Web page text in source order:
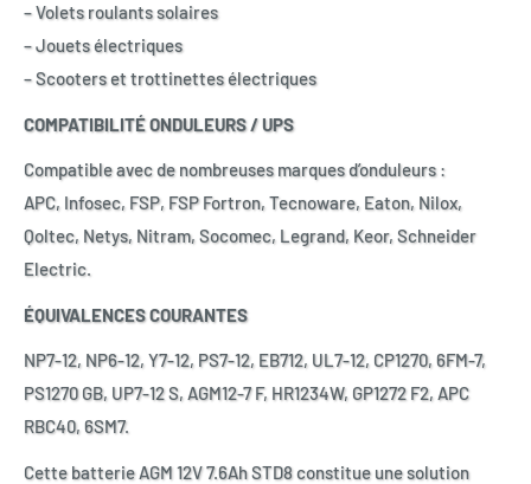
– Volets roulants solaires
– Jouets électriques
– Scooters et trottinettes électriques
COMPATIBILITÉ ONDULEURS / UPS
Compatible avec de nombreuses marques d’onduleurs :
APC, Infosec, FSP, FSP Fortron, Tecnoware, Eaton, Nilox,
Qoltec, Netys, Nitram, Socomec, Legrand, Keor, Schneider
Electric.
ÉQUIVALENCES COURANTES
NP7-12, NP6-12, Y7-12, PS7-12, EB712, UL7-12, CP1270, 6FM-7,
PS1270 GB, UP7-12 S, AGM12-7 F, HR1234W, GP1272 F2, APC
RBC40, 6SM7.
Cette batterie AGM 12V 7.6Ah STD8 constitue une solution